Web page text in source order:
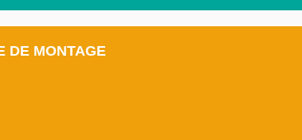
DE MONTAGE